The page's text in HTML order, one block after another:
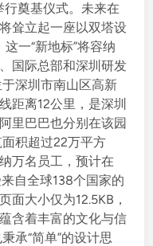
行奠基仪式。未来在
耸立起一座以双塔设
一“新地标”将容纳
国际总部和深圳研发
深圳市南山区高新
距离12公里，是深圳
里巴巴也分别在该园
积超过22万平方
万名员工，预计在
自全球138个国家的
面大小仅为12.5KB，
含着丰富的文化与信
承“简单”的设计思